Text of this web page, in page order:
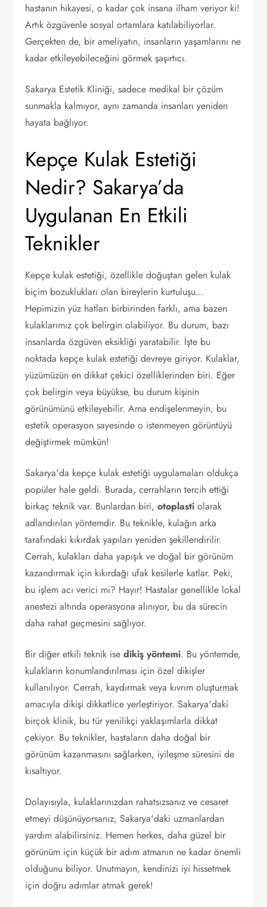
hastanın hikayesi, o kadar çok insana ilham veriyor ki!
Artık özgüvenle sosyal ortamlara katılabiliyorlar.
Gerçekten de, bir ameliyatın, insanların yaşamlarını ne
kadar etkileyebileceğini görmek şaşırtıcı.
Sakarya Estetik Kliniği, sadece medikal bir çözüm
sunmakla kalmıyor, aynı zamanda insanları yeniden
hayata bağlıyor.
Kepçe Kulak Estetiği
Nedir? Sakarya’da
Uygulanan En Etkili
Teknikler
Kepçe kulak estetiği, özellikle doğuştan gelen kulak
biçim bozuklukları olan bireylerin kurtuluşu…
Hepimizin yüz hatları birbirinden farklı, ama bazen
kulaklarımız çok belirgin olabiliyor. Bu durum, bazı
insanlarda özgüven eksikliği yaratabilir. İşte bu
noktada kepçe kulak estetiği devreye giriyor. Kulaklar,
yüzümüzün en dikkat çekici özelliklerinden biri. Eğer
çok belirgin veya büyükse, bu durum kişinin
görünümünü etkileyebilir. Ama endişelenmeyin, bu
estetik operasyon sayesinde o istenmeyen görüntüyü
değiştirmek mümkün!
Sakarya'da kepçe kulak estetiği uygulamaları oldukça
popüler hale geldi. Burada, cerrahların tercih ettiği
birkaç teknik var. Bunlardan biri,otoplasti olarak
adlandırılan yöntemdir. Bu teknikle, kulağın arka
tarafındaki kıkırdak yapıları yeniden şekillendirilir.
Cerrah, kulakları daha yapışık ve doğal bir görünüm
kazandırmak için kıkırdağı ufak kesilerle katlar. Peki,
bu işlem acı verici mi? Hayır! Hastalar genellikle lokal
anestezi altında operasyona alınıyor, bu da sürecin
daha rahat geçmesini sağlıyor.
Bir diğer etkili teknik isedikiş yöntemi. Bu yöntemde,
kulakların konumlandırılması için özel dikişler
kullanılıyor. Cerrah, kaydırmak veya kıvrım oluşturmak
amacıyla dikişi dikkatlice yerleştiriyor. Sakarya'daki
birçok klinik, bu tür yenilikçi yaklaşımlarla dikkat
çekiyor. Bu teknikler, hastaların daha doğal bir
görünüm kazanmasını sağlarken, iyileşme süresini de
kısaltıyor.
Dolayısıyla, kulaklarınızdan rahatsızsanız ve cesaret
etmeyi düşünüyorsanız, Sakarya'daki uzmanlardan
yardım alabilirsiniz. Hemen herkes, daha güzel bir
görünüm için küçük bir adım atmanın ne kadar önemli
olduğunu biliyor. Unutmayın, kendinizi iyi hissetmek
için doğru adımlar atmak gerek!